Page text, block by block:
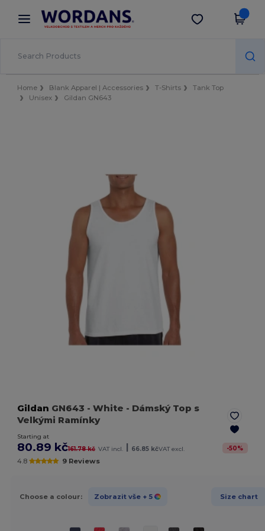
× Aplikace Wordans
Lepší ceny v aplikaci!
Stáhnout app
Home Blank Apparel | Accessories T-Shirts
Tank Top
Unisex
Gildan GN643
Gildan GN643 - White - Dámský Top s
Velkými Ramínky
Starting at
80.89 kč161.78 kč VAT incl. | 66.85 kčVAT excl. -50%
4.8 9 Reviews
Choose a colour: Zobrazit vše + 5 Size chart